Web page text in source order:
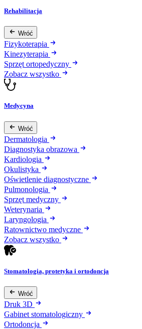
Rehabilitacja
Wróć
Fizykoterapia
Kinezyterapia
Sprzęt ortopedyczny
Zobacz wszystko
Medycyna
Wróć
Dermatologia
Diagnostyka obrazowa
Kardiologia
Okulistyka
Oświetlenie diagnostyczne
Pulmonologia
Sprzęt medyczny
Weterynaria
Laryngologia
Ratownictwo medyczne
Zobacz wszystko
Stomatologia, protetyka i ortodoncja
Wróć
Druk 3D
Gabinet stomatologiczny
Ortodoncja